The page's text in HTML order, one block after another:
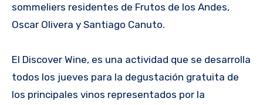
sommeliers residentes de Frutos de los Andes,
Oscar Olivera y Santiago Canuto.
El Discover Wine, es una actividad que se desarrolla
todos los jueves para la degustación gratuita de
los principales vinos representados por la